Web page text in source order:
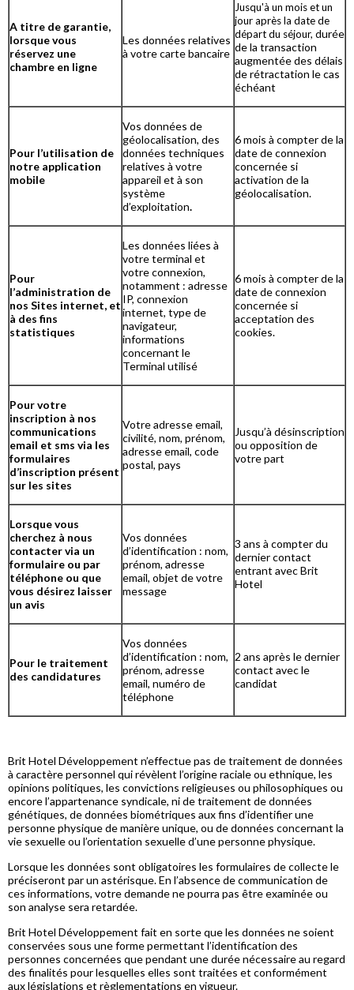
A titre de garantie,
lorsque vous
réservez une
chambre en ligne
Les données relatives
à votre carte bancaire
Jusqu'à un mois et un
jour après la date de
départ du séjour, durée
de la transaction
augmentée des délais
de rétractation le cas
échéant
Pour l’utilisation de
notre application
mobile
Vos données de
géolocalisation, des
données techniques
relatives à votre
appareil et à son
système
d’exploitation.
6 mois à compter de la
date de connexion
concernée si
activation de la
géolocalisation.
Pour
l’administration de
nos Sites internet, et
à des fins
statistiques
Les données liées à
votre terminal et
votre connexion,
notamment : adresse
IP, connexion
internet, type de
navigateur,
informations
concernant le
Terminal utilisé
6 mois à compter de la
date de connexion
concernée si
acceptation des
cookies.
Pour votre
inscription à nos
communications
email et sms via les
formulaires
d’inscription présent
sur les sites
Votre adresse email,
civilité, nom, prénom,
adresse email, code
postal, pays
Jusqu’à désinscription
ou opposition de
votre part
Lorsque vous
cherchez à nous
contacter via un
formulaire ou par
téléphone ou que
vous désirez laisser
un avis
Vos données
d’identification : nom,
prénom, adresse
email, objet de votre
message
3 ans à compter du
dernier contact
entrant avec Brit
Hotel
Pour le traitement
des candidatures
Vos données
d’identification : nom,
prénom, adresse
email, numéro de
téléphone
2 ans après le dernier
contact avec le
candidat
Brit Hotel Développement n’effectue pas de traitement de données
à caractère personnel qui révèlent l’origine raciale ou ethnique, les
opinions politiques, les convictions religieuses ou philosophiques ou
encore l’appartenance syndicale, ni de traitement de données
génétiques, de données biométriques aux fins d’identifier une
personne physique de manière unique, ou de données concernant la
vie sexuelle ou l’orientation sexuelle d’une personne physique.
Lorsque les données sont obligatoires les formulaires de collecte le
préciseront par un astérisque. En l’absence de communication de
ces informations, votre demande ne pourra pas être examinée ou
son analyse sera retardée.
Brit Hotel Développement fait en sorte que les données ne soient
conservées sous une forme permettant l’identification des
personnes concernées que pendant une durée nécessaire au regard
des finalités pour lesquelles elles sont traitées et conformément
aux législations et règlementations en vigueur.